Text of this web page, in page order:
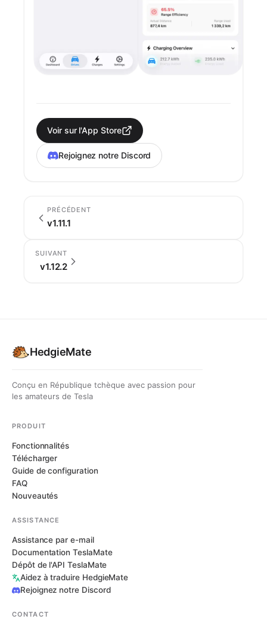
Voir sur l'App Store
Rejoignez notre Discord
PRÉCÉDENT
v1.11.1
SUIVANT
v1.12.2
HedgieMate
Conçu en République tchèque avec passion pour
les amateurs de Tesla
PRODUIT
Fonctionnalités
Télécharger
Guide de configuration
FAQ
Nouveautés
ASSISTANCE
Assistance par e-mail
Documentation TeslaMate
Dépôt de l'API TeslaMate
Aidez à traduire HedgieMate
Rejoignez notre Discord
CONTACT